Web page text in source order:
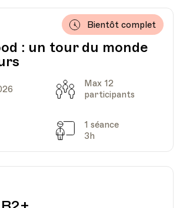
: un tour du monde
Bientôt complet
Capacité
Max 12
participants
Séances
1 séance
3h